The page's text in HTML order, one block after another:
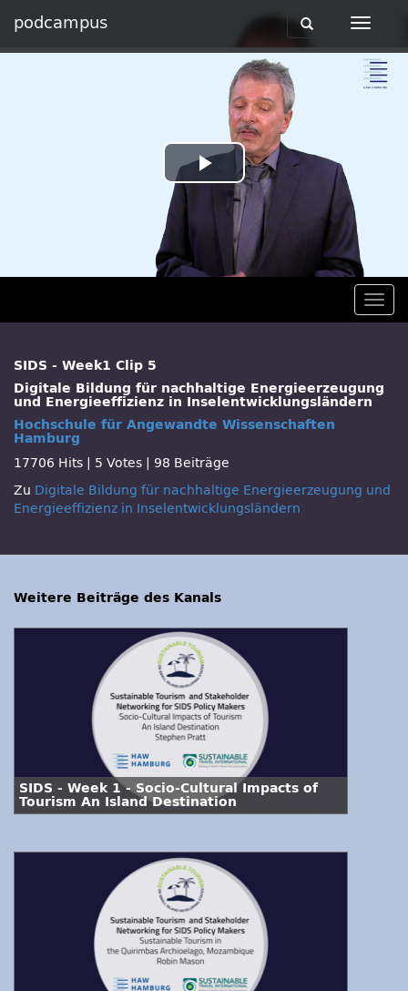
podcampus
Toggle
Toggle
navigation
Play
Video
SIDS - Week1 Clip 5
Digitale Bildung für nachhaltige Energieerzeugung
und Energieeffizienz in Inselentwicklungsländern
Hochschule für Angewandte Wissenschaften
Hamburg
17706 Hits
5 Votes
98 Beiträge
Zu Digitale Bildung für nachhaltige Energieerzeugung und
Energieeffizienz in Inselentwicklungsländern
Weitere Beiträge des Kanals
SIDS - Week 1 - Socio-Cultural Impacts of
Tourism An Island Destination